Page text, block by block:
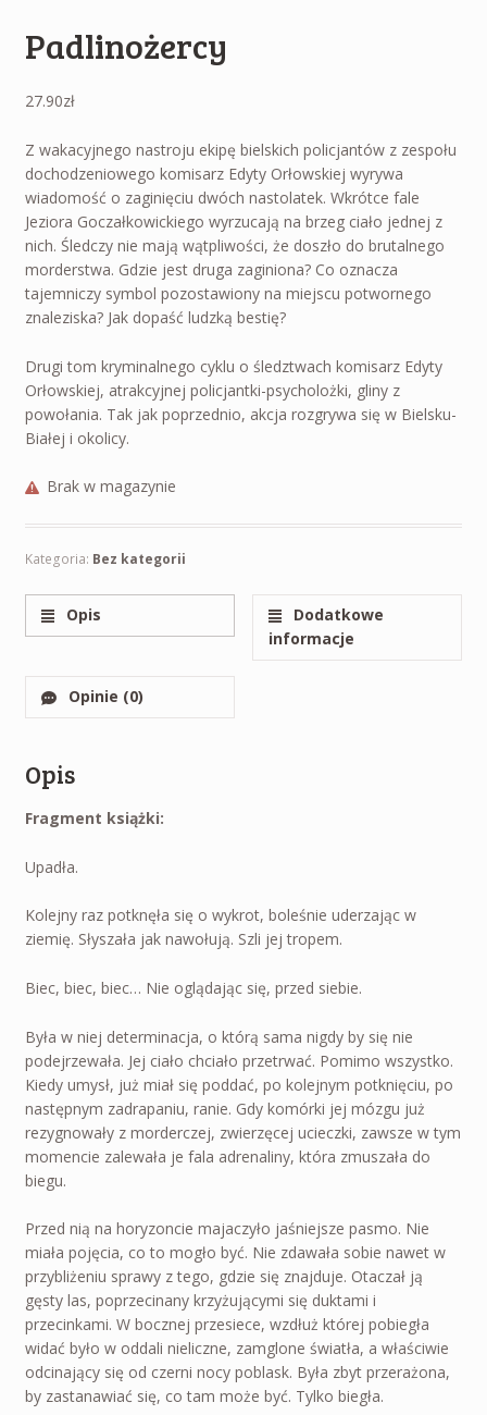
Padlinożercy
27.90zł
Z wakacyjnego nastroju ekipę bielskich policjantów z zespołu
dochodzeniowego komisarz Edyty Orłowskiej wyrywa
wiadomość o zaginięciu dwóch nastolatek. Wkrótce fale
Jeziora Goczałkowickiego wyrzucają na brzeg ciało jednej z
nich. Śledczy nie mają wątpliwości, że doszło do brutalnego
morderstwa. Gdzie jest druga zaginiona? Co oznacza
tajemniczy symbol pozostawiony na miejscu potwornego
znaleziska? Jak dopaść ludzką bestię?
Drugi tom kryminalnego cyklu o śledztwach komisarz Edyty
Orłowskiej, atrakcyjnej policjantki-psycholożki, gliny z
powołania. Tak jak poprzednio, akcja rozgrywa się w Bielsku-
Białej i okolicy.
Brak w magazynie
Kategoria: Bez kategorii
Opis
Dodatkowe
informacje
Opinie (0)
Opis
Fragment książki:
Upadła.
Kolejny raz potknęła się o wykrot, boleśnie uderzając w
ziemię. Słyszała jak nawołują. Szli jej tropem.
Biec, biec, biec… Nie oglądając się, przed siebie.
Była w niej determinacja, o którą sama nigdy by się nie
podejrzewała. Jej ciało chciało przetrwać. Pomimo wszystko.
Kiedy umysł, już miał się poddać, po kolejnym potknięciu, po
następnym zadrapaniu, ranie. Gdy komórki jej mózgu już
rezygnowały z morderczej, zwierzęcej ucieczki, zawsze w tym
momencie zalewała je fala adrenaliny, która zmuszała do
biegu.
Przed nią na horyzoncie majaczyło jaśniejsze pasmo. Nie
miała pojęcia, co to mogło być. Nie zdawała sobie nawet w
przybliżeniu sprawy z tego, gdzie się znajduje. Otaczał ją
gęsty las, poprzecinany krzyżującymi się duktami i
przecinkami. W bocznej przesiece, wzdłuż której pobiegła
widać było w oddali nieliczne, zamglone światła, a właściwie
odcinający się od czerni nocy poblask. Była zbyt przerażona,
by zastanawiać się, co tam może być. Tylko biegła.